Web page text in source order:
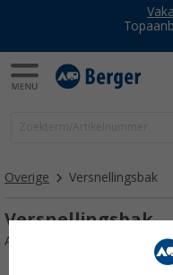
Overige Versnellingsbak
Versnellingsbak
Artikelnr: 106133